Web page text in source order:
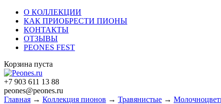
О КОЛЛЕКЦИИ
КАК ПРИОБРЕСТИ ПИОНЫ
КОНТАКТЫ
ОТЗЫВЫ
PEONES FEST
Корзина пуста
+7 903 611 13 88
peones@peones.ru
Главная → Коллекция пионов → Травянистые →